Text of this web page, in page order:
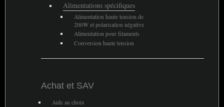
Alimentations spécifiques
Alimentation haute tension de
200W et polarisation négative
Alimentation pour filaments
Conversion haute tension
Achat et SAV
Aide au choix